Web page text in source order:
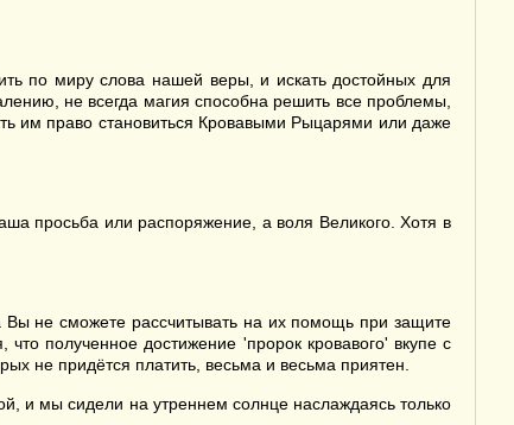
по миру слова нашей веры, и искать достойных для
не всегда магия способна решить все проблемы,
им право становиться Кровавыми Рыцарями или даже
просьба или распоряжение, а воля Великого. Хотя в
Вы не сможете рассчитывать на их помощь при защите
полученное достижение 'пророк кровавого' вкупе с
не придётся платить, весьма и весьма приятен.
и мы сидели на утреннем солнце наслаждаясь только